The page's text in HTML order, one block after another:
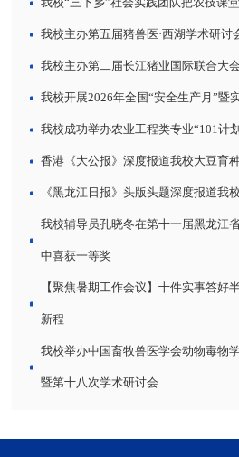
我校“三下乡”社会实践团队把农技课
我校主办第五届猪兽医·西湖学术研讨
我校主办第二届长江猪业国际联合大会
我校开展2026年全国“安全生产月”暨
我校成功举办农业工程类专业“101计
香港《大公报》深度报道我校大豆育
《黑龙江日报》头版头题深度报道我
我校辅导员孔晓冬在第十一届黑龙江
中喜获一等奖
【聚焦暑期工作会议】十件实事答好
新程
我校举办中国畜牧兽医学会动物毒物
暨第十八次学术研讨会